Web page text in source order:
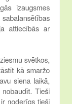
izaugsmes
attiecībās ar
svētkos,
kā smaržo
siena laikā,
Tieši
noderīgs tieši